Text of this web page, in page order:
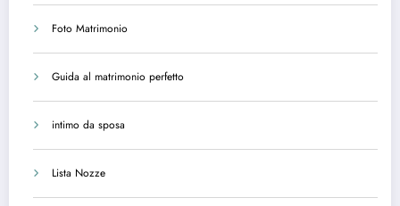
Foto Matrimonio
Guida al matrimonio perfetto
intimo da sposa
Lista Nozze